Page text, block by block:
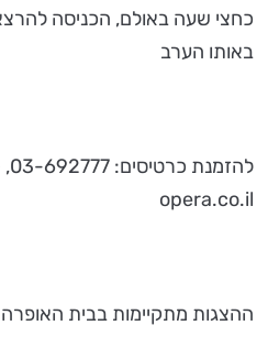
כחצי שעה באולם, הכניסה
באותו הערב
opera.co.il
ההצגות מתקיימות בבית